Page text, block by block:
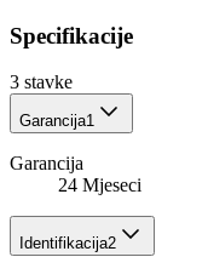
Specifikacije
3 stavke
Garancija1
Garancija
24 Mjeseci
Identifikacija2